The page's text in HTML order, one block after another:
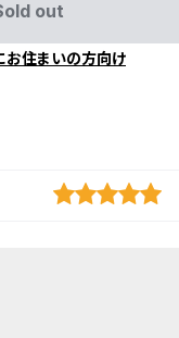
out
お住まいの方向け